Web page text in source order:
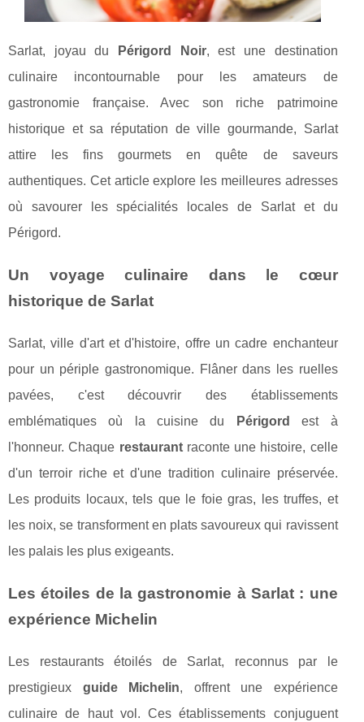
Sarlat, joyau du Périgord Noir, est une destination
culinaire incontournable pour les amateurs de
gastronomie française. Avec son riche patrimoine
historique et sa réputation de ville gourmande, Sarlat
attire les fins gourmets en quête de saveurs
authentiques. Cet article explore les meilleures adresses
où savourer les spécialités locales de Sarlat et du
Périgord.
Un voyage culinaire dans le cœur
historique de Sarlat
Sarlat, ville d'art et d'histoire, offre un cadre enchanteur
pour un périple gastronomique. Flâner dans les ruelles
pavées, c'est découvrir des établissements
emblématiques où la cuisine du
Périgord
est à
l'honneur. Chaque restaurantraconte une histoire, celle
d'un terroir riche et d'une tradition culinaire préservée.
Les produits locaux, tels que le foie gras, les truffes, et
les noix, se transforment en plats savoureux qui ravissent
les palais les plus exigeants.
Les étoiles de la gastronomie à Sarlat : une
expérience Michelin
Les restaurants étoilés de Sarlat, reconnus par le
prestigieux guide Michelin, offrent une expérience
culinaire de haut vol. Ces établissements conjuguent